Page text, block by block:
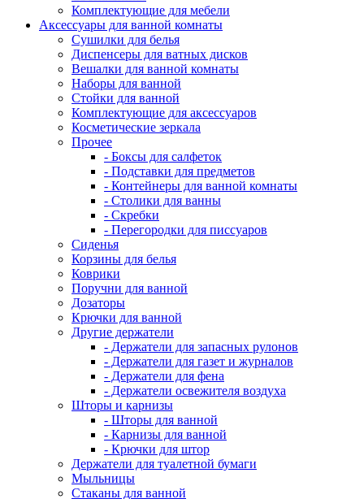
Комплектующие для мебели
Аксессуары для ванной комнаты
Сушилки для белья
Диспенсеры для ватных дисков
Вешалки для ванной комнаты
Наборы для ванной
Стойки для ванной
Комплектующие для аксессуаров
Косметические зеркала
Прочее
- Боксы для салфеток
- Подставки для предметов
- Контейнеры для ванной комнаты
- Столики для ванны
- Скребки
- Перегородки для писсуаров
Сиденья
Корзины для белья
Коврики
Поручни для ванной
Дозаторы
Крючки для ванной
Другие держатели
- Держатели для запасных рулонов
- Держатели для газет и журналов
- Держатели для фена
- Держатели освежителя воздуха
Шторы и карнизы
- Шторы для ванной
- Карнизы для ванной
- Крючки для штор
Держатели для туалетной бумаги
Мыльницы
Стаканы для ванной